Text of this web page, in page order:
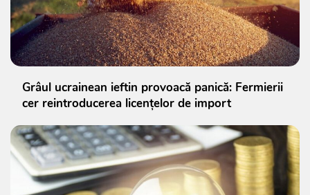
Grâul ucrainean ieftin provoacă panică: Fermierii
cer reintroducerea licențelor de import